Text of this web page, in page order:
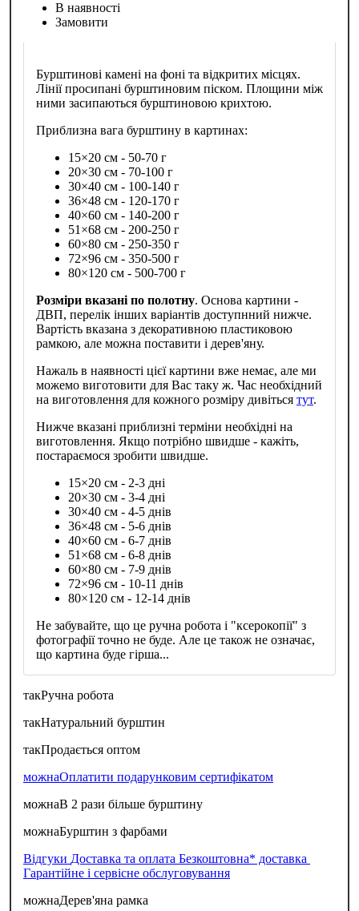
В наявності
Замовити
Бурштинові камені на фоні та відкритих місцях.
Лінії просипані бурштиновим піском. Площини між
ними засипаються бурштиновою крихтою.
Приблизна вага бурштину в картинах:
15×20 см - 50-70 г
20×30 см - 70-100 г
30×40 см - 100-140 г
36×48 см - 120-170 г
40×60 см - 140-200 г
51×68 см - 200-250 г
60×80 см - 250-350 г
72×96 см - 350-500 г
80×120 см - 500-700 г
Розміри вказані по полотну. Основа картини -
ДВП, перелік інших варіантів доступнний нижче.
Вартість вказана з декоративною пластиковою
рамкою, але можна поставити і дерев'яну.
Нажаль в наявності цієї картини вже немає, але ми
можемо виготовити для Вас таку ж. Час необхідний
на виготовлення для кожного розміру дивіться тут.
Нижче вказані приблизні терміни необхідні на
виготовлення. Якщо потрібно швидше - кажіть,
постараємося зробити швидше.
15×20 см - 2-3 дні
20×30 см - 3-4 дні
30×40 см - 4-5 днів
36×48 см - 5-6 днів
40×60 см - 6-7 днів
51×68 см - 6-8 днів
60×80 см - 7-9 днів
72×96 см - 10-11 днів
80×120 см - 12-14 днів
Не забувайте, що це ручна робота і "ксерокопії" з
фотографії точно не буде. Але це також не означає,
що картина буде гірша...
такРучна робота
такНатуральний бурштин
такПродається оптом
можнаОплатити подарунковим сертифікатом
можнаВ 2 рази більше бурштину
можнаБурштин з фарбами
Відгуки Доставка та оплата Безкоштовна* доставка
Гарантійне і сервісне обслуговування
можнаДерев'яна рамка